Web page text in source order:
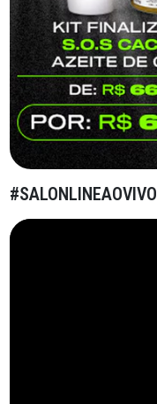
#SALONLINEAOVIVO